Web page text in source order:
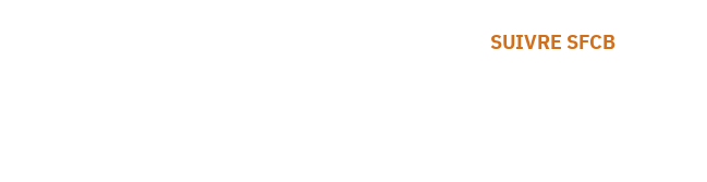
SUIVRE SFCB